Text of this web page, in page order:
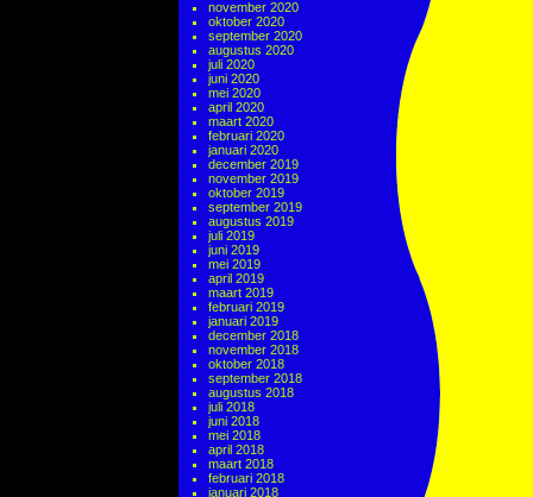
november 2020
oktober 2020
september 2020
augustus 2020
juli 2020
juni 2020
mei 2020
april 2020
maart 2020
februari 2020
januari 2020
december 2019
november 2019
oktober 2019
september 2019
augustus 2019
juli 2019
juni 2019
mei 2019
april 2019
maart 2019
februari 2019
januari 2019
december 2018
november 2018
oktober 2018
september 2018
augustus 2018
juli 2018
juni 2018
mei 2018
april 2018
maart 2018
februari 2018
januari 2018